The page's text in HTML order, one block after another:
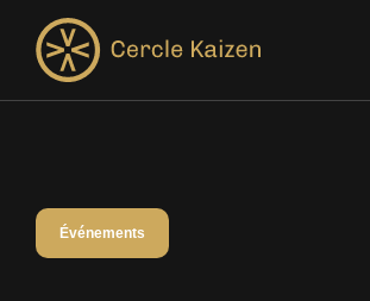
Événements